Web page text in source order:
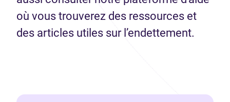
où vous trouverez des ressources et
des articles utiles sur l’endettement.